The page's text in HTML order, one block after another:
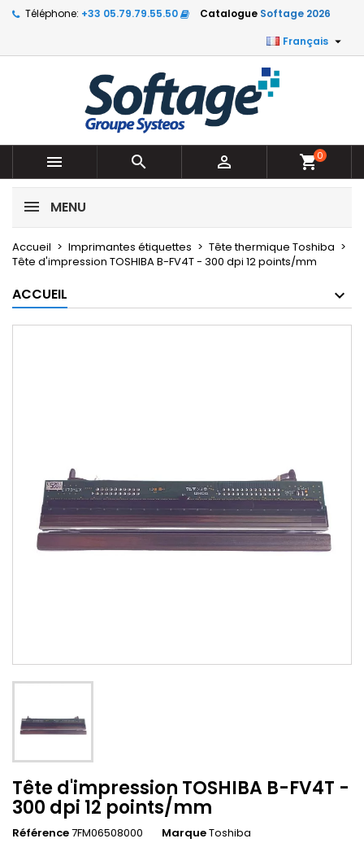
Téléphone: +33 05.79.79.55.50 Catalogue Softage 2026
Français 
   shopping_cart0
MENU
Accueil Imprimantes étiquettes
Tête thermique Toshiba
Tête d'impression TOSHIBA B-FV4T - 300 dpi 12 points/mm
ACCUEIL
Tête d'impression TOSHIBA B-FV4T -
300 dpi 12 points/mm
Référence7FM06508000 MarqueToshiba